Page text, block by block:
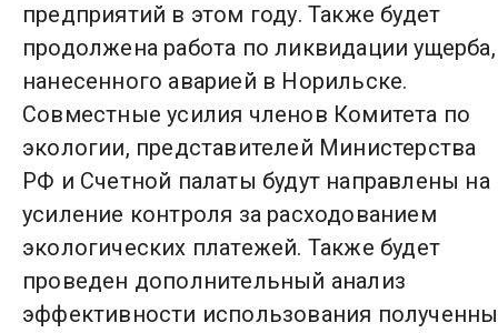
предприятий в этом году. Также будет
продолжена работа по ликвидации ущерба,
нанесенного аварией в Норильске.
Совместные усилия членов Комитета по
экологии, представителей Министерства
РФ и Счетной палаты будут направлены на
усиление контроля за расходованием
экологических платежей. Также будет
проведен дополнительный анализ
эффективности использования